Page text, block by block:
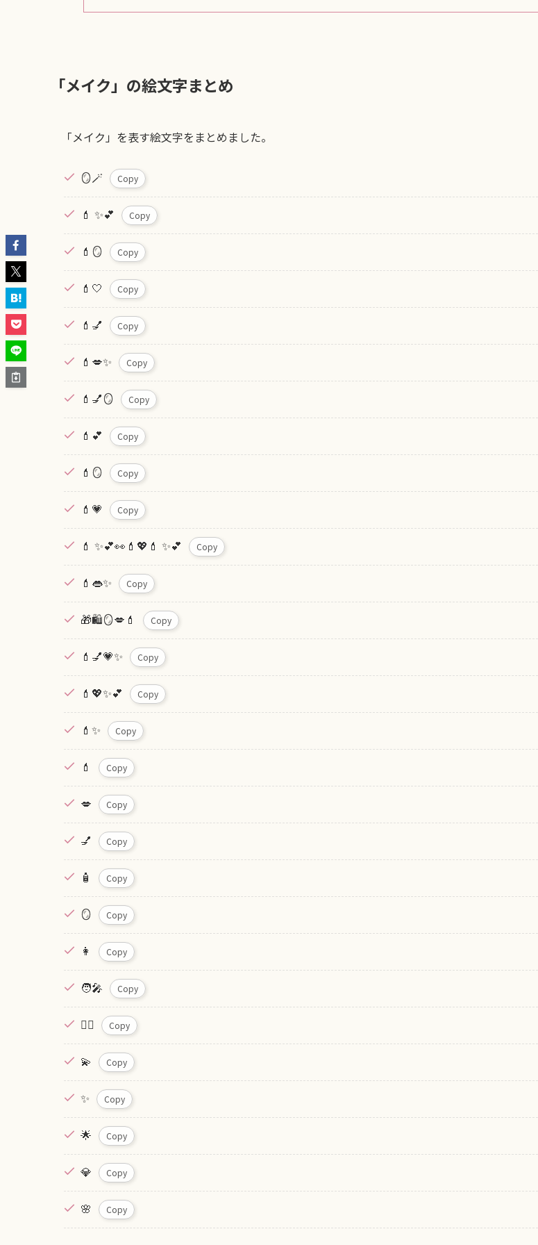
「メイク」の絵文字まとめ
「メイク」を表す絵文字をまとめました。
🪞🪄︎︎ Copy
💄 ✨💕 Copy
💄🪞 Copy
💄🤍 Copy
💄💅 Copy
💄💋✨ Copy
💄💅🪞 Copy
💄💕 Copy
💄🪞 Copy
💄💗 Copy
💄 ✨💕👀💄💖💄 ✨💕 Copy
💄👄✨ Copy
🎁🛍🪞💋💄 Copy
💄💅💗✨ Copy
💄💖✨💕 Copy
💄✨ Copy
💄 Copy
💋 Copy
💅 Copy
🧴 Copy
🪞 Copy
👩 Copy
🧑‍🎤 Copy
🧝‍♀️ Copy
💫 Copy
✨ Copy
🌟 Copy
💎 Copy
🌸 Copy